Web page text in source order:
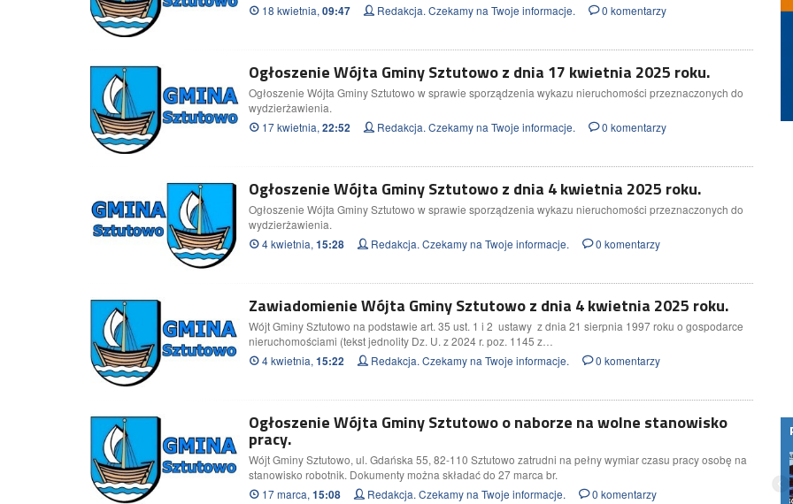
18 kwietnia, 09:47 Redakcja. Czekamy na Twoje informacje. 0 komentarzy
Ogłoszenie Wójta Gminy Sztutowo z dnia 17 kwietnia 2025 roku.
Ogłoszenie Wójta Gminy Sztutowo w sprawie sporządzenia wykazu nieruchomości przeznaczonych do
wydzierżawienia.
17 kwietnia, 22:52 Redakcja. Czekamy na Twoje informacje. 0 komentarzy
Ogłoszenie Wójta Gminy Sztutowo z dnia 4 kwietnia 2025 roku.
Ogłoszenie Wójta Gminy Sztutowo w sprawie sporządzenia wykazu nieruchomości przeznaczonych do
wydzierżawienia.
4 kwietnia, 15:28 Redakcja. Czekamy na Twoje informacje. 0 komentarzy
Zawiadomienie Wójta Gminy Sztutowo z dnia 4 kwietnia 2025 roku.
Wójt Gminy Sztutowo na podstawie art. 35 ust. 1 i 2 ustawy z dnia 21 sierpnia 1997 roku o gospodarce
nieruchomościami (tekst jednolity Dz. U. z 2024 r. poz. 1145 z…
4 kwietnia, 15:22 Redakcja. Czekamy na Twoje informacje. 0 komentarzy
Ogłoszenie Wójta Gminy Sztutowo o naborze na wolne stanowisko
pracy.
Wójt Gminy Sztutowo, ul. Gdańska 55, 82-110 Sztutowo zatrudni na pełny wymiar czasu pracy osobę na
stanowisko robotnik. Dokumenty można składać do 27 marca br.
17 marca, 15:08 Redakcja. Czekamy na Twoje informacje. 0 komentarzy
Premier Arkadiusz Czerepach z „Rancza”
w wyjątkowym wywiadzie dla TVMalbork!
Powrót do Wilkowyj coraz bliżej
Jak rozpoznać mobbing w pracy IT i gdzie
szukać pomocy?